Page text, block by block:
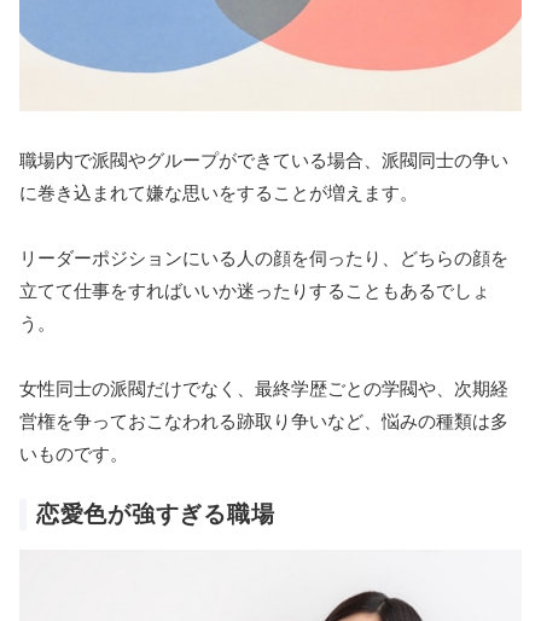
職場内で派閥やグループができている場合、派閥同士の争い
に巻き込まれて嫌な思いをすることが増えます。
リーダーポジションにいる人の顔を伺ったり、どちらの顔を
立てて仕事をすればいいか迷ったりすることもあるでしょ
う。
女性同士の派閥だけでなく、最終学歴ごとの学閥や、次期経
営権を争っておこなわれる跡取り争いなど、悩みの種類は多
いものです。
恋愛色が強すぎる職場